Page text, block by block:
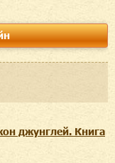
джунглей. Книга